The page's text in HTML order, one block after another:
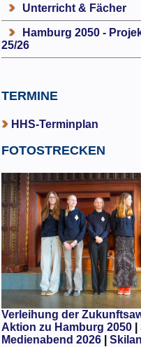
Unterricht & Fächer
Hamburg 2050 -
25/26
TERMINE
HHS-Terminplan
FOTOSTRECKEN
Verleihung der
Aktion zu Hamburg 2050
Medienabend 2026|